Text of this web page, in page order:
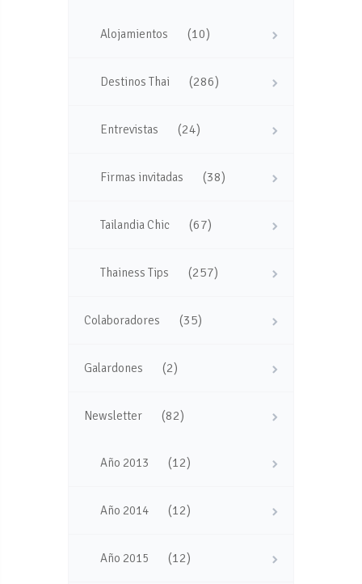
Alojamientos (10)
Destinos Thai (286)
Entrevistas (24)
Firmas invitadas (38)
Tailandia Chic (67)
Thainess Tips (257)
Colaboradores (35)
Galardones (2)
Newsletter (82)
Año 2013 (12)
Año 2014 (12)
Año 2015 (12)